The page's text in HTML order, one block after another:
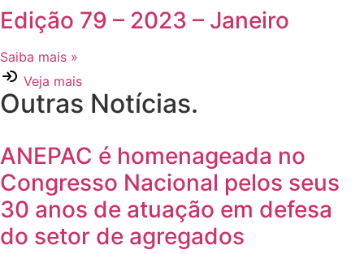
Edição 79 – 2023 – Janeiro
Saiba mais »
Veja mais
Outras Notícias.
ANEPAC é homenageada no
Congresso Nacional pelos seus
30 anos de atuação em defesa
do setor de agregados